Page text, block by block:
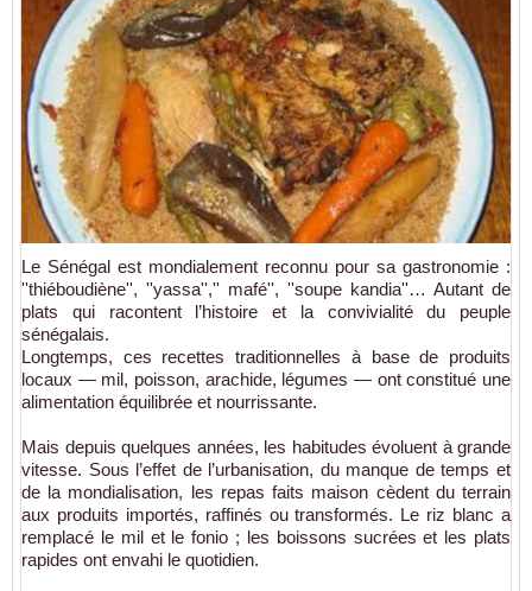
Le Sénégal est mondialement reconnu pour sa gastronomie :
''thiéboudiène'', ''yassa'','' mafé'', ''soupe kandia''… Autant de
plats qui racontent l’histoire et la convivialité du peuple
sénégalais.
Longtemps, ces recettes traditionnelles à base de produits
locaux — mil, poisson, arachide, légumes — ont constitué une
alimentation équilibrée et nourrissante.
Mais depuis quelques années, les habitudes évoluent à grande
vitesse. Sous l’effet de l’urbanisation, du manque de temps et
de la mondialisation, les repas faits maison cèdent du terrain
aux produits importés, raffinés ou transformés. Le riz blanc a
remplacé le mil et le fonio ; les boissons sucrées et les plats
rapides ont envahi le quotidien.